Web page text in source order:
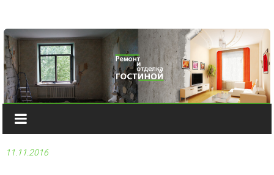
11.11.2016